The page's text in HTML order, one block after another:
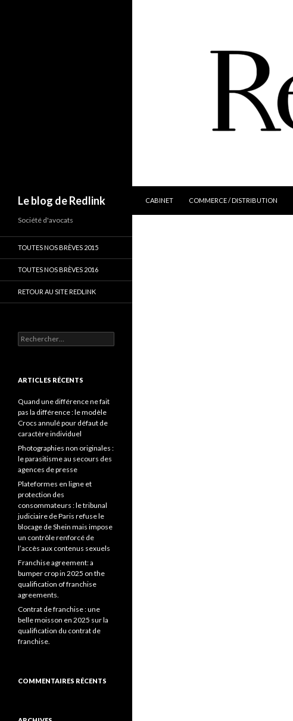
Le blog de Redlink
CABINET
COMMERCE / DISTRIBUTION
Société d'avocats
TOUTES NOS BRÈVES 2015
TOUTES NOS BRÈVES 2016
RETOUR AU SITE REDLINK
Rechercher :
ARTICLES RÉCENTS
Quand une différence ne fait
pas la différence : le modèle
Crocs annulé pour défaut de
caractère individuel
Photographies non originales :
le parasitisme au secours des
agences de presse
Plateformes en ligne et
protection des
consommateurs : le tribunal
judiciaire de Paris refuse le
blocage de Shein mais impose
un contrôle renforcé de
l’accès aux contenus sexuels
Franchise agreement: a
bumper crop in 2025 on the
qualification of franchise
agreements.
Contrat de franchise : une
belle moisson en 2025 sur la
qualification du contrat de
franchise.
COMMENTAIRES RÉCENTS